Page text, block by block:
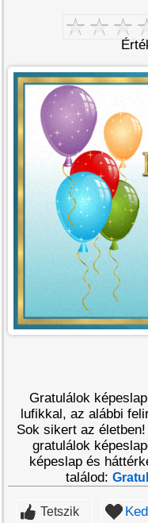
Gratulálok
lufikkal, az alábbi
Sok sikert az
gratulálok
képeslap és
találod:
Tetszik